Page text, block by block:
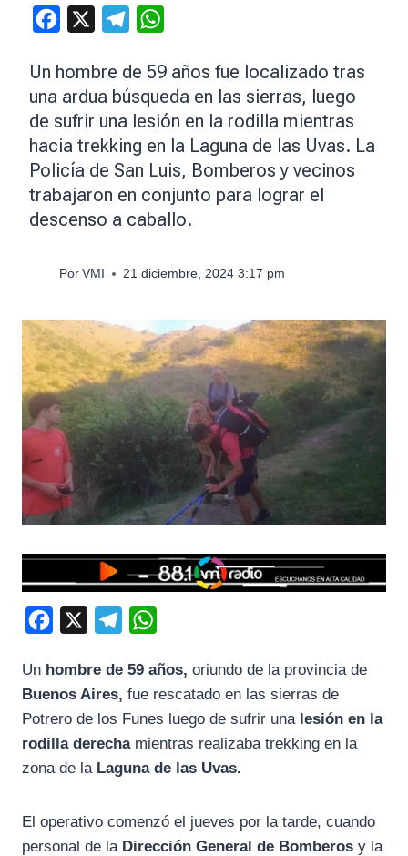
Facebook Telegram
Un hombre de 59 años fue localizado tras
una ardua búsqueda en las sierras, luego
de sufrir una lesión en la rodilla mientras
hacia trekking en la Laguna de las Uvas. La
Policía de San Luis, Bomberos y vecinos
trabajaron en conjunto para lograr el
descenso a caballo.
Por VMI 21 diciembre, 2024 3:17 pm
c
e
b
l
e
g
a
t
s
Un hombre de 59 años, oriundo de la provincia de
Buenos Aires, fue rescatado en las sierras de
Potrero de los Funes luego de sufrir una lesión en la
rodilla derechamientras realizaba trekking en la
zona de la Laguna de las Uvas.
El operativo comenzó el jueves por la tarde, cuando
personal de la Dirección General de Bomberos y la